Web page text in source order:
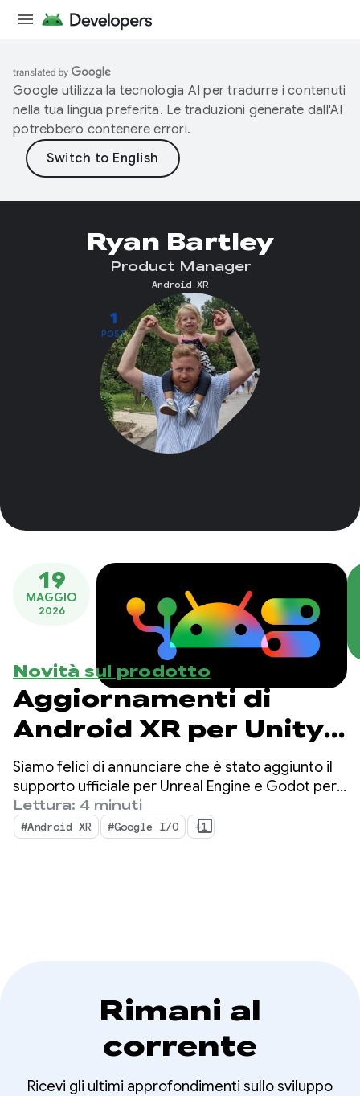
Google utilizza la tecnologia AI per tradurre i contenuti
nella tua lingua preferita. Le traduzioni generate dall'AI
potrebbero contenere errori.
1
POST
Ryan Bartley
Product Manager
Android XR
19
MAGGIO
2026
Novità sul prodotto
Aggiornamenti di
Android XR per Unity,
Unreal e Godot
Siamo felici di annunciare che è stato aggiunto il
supporto ufficiale per Unreal Engine e Godot per
Android XR. Stiamo anche lanciando nuovi
strumenti progettati per aumentare la produttività
e abilitare nuove funzionalità XR: l'hub Android XR
Lettura: 4 minuti
#Android XR #Google I/O +1
Rimani al
corrente
Ricevi gli ultimi approfondimenti sullo sviluppo